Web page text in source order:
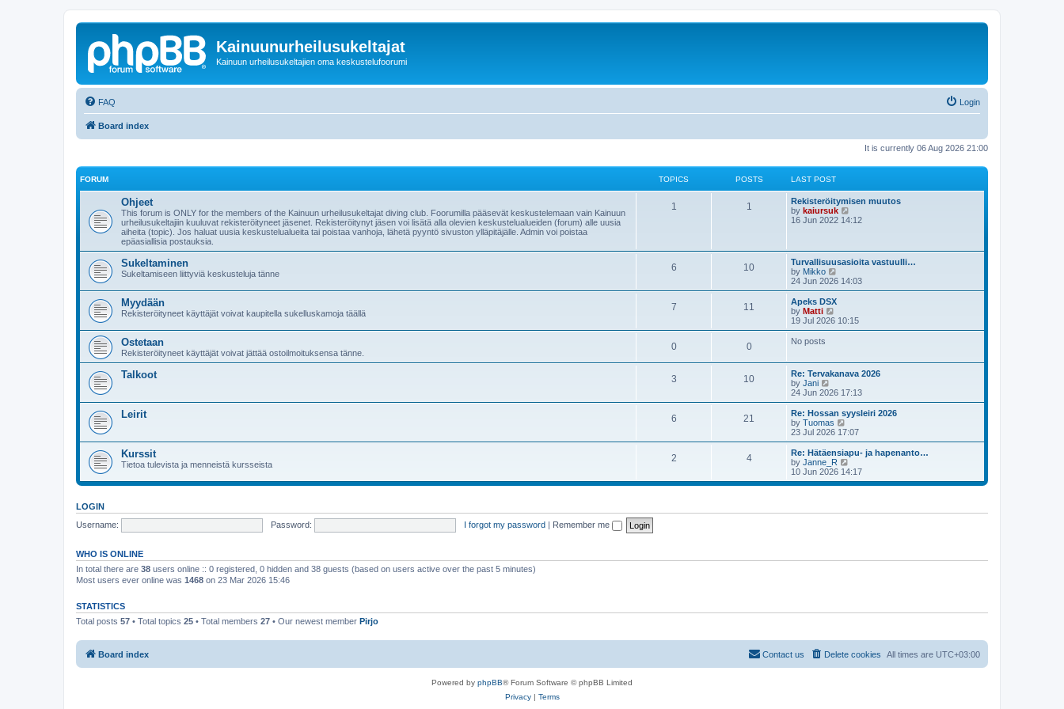
Kainuunurheilusukeltajat
Kainuun urheilusukeltajien oma keskustelufoorumi
FAQ Login
Board index
It is currently 06 Aug 2026 21:00
FORUM TOPICS POSTS LAST POST
Ohjeet
This forum is ONLY for the members of the Kainuun urheilusukeltajat diving club. Foorumilla pääsevät keskustelemaan vain Kainuun
urheilusukeltajiin kuuluvat rekisteröityneet jäsenet. Rekisteröitynyt jäsen voi lisätä alla olevien keskustelualueiden (forum) alle uusia
aiheita (topic). Jos haluat uusia keskustelualueita tai poistaa vanhoja, lähetä pyyntö sivuston ylläpitäjälle. Admin voi poistaa
epäasiallisia postauksia.
1 1
Rekisteröitymisen muutos
by kaiursuk
i
h
e
a
t
t
p
t
16 Jun 2022 14:12
Sukeltaminen
Sukeltamiseen liittyviä keskusteluja tänne
6 10
Turvallisuusasioita vastuulli…
by Mikko
i
e
h
e
s
p
o
s
t
24 Jun 2026 14:03
Myydään
Rekisteröityneet käyttäjät voivat kaupitella sukelluskamoja täällä
7 11
Apeks DSX
by Matti
i
e
e
l
t
e
s
p
o
s
t
19 Jul 2026 10:15
Ostetaan
Rekisteröityneet käyttäjät voivat jättää ostoilmoituksensa tänne.
0 0 No posts
Talkoot 3 10
Re: Tervakanava 2026
by Jani
i
e
w
t
h
a
t
e
s
o
24 Jun 2026 17:13
Leirit 6 21
Re: Hossan syysleiri 2026
by Tuomas
i
e
w
t
h
l
e
s
23 Jul 2026 17:07
Kurssit
Tietoa tulevista ja menneistä kursseista
2 4
Re: Hätäensiapu- ja hapenanto…
by Janne_R
i
e
t
10 Jun 2026 14:17
LOGIN
Username:
Password: I forgot my password | Remember me
WHO IS ONLINE
In total there are 38 users online :: 0 registered, 0 hidden and 38 guests (based on users active over the past 5 minutes)
Most users ever online was 1468 on 23 Mar 2026 15:46
STATISTICS
Total posts 57 • Total topics 25 • Total members 27 • Our newest member Pirjo
Board index All times are UTC+03:00
Delete cookies
Contact us
Powered by phpBB® Forum Software © phpBB Limited
Privacy| Terms